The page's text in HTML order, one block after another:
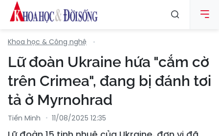
Khoa học & Công nghệ
Lữ đoàn Ukraine hứa "cắm cờ
trên Crimea", đang bị đánh tơi
tả ở Myrnohrad
Tiến Minh 11/08/2025 12:35